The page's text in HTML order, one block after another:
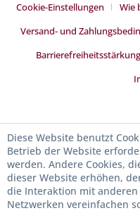
Cookie-Einstellungen Wie
Versand- und
Diese Website benutzt
Betrieb der Website
werden. Andere Cookies,
dieser Website erhöhen,
die Interaktion mit anderen
Netzwerken vereinfachen